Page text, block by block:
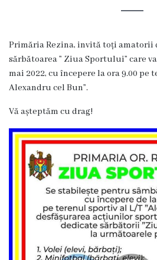
Zile
de
audiență
Primarul
Aparatul
primăriei
Competențele
primarului
Primăria Rezina, invită toți amatorii
sărbătoarea ” Ziua Sportului” care
mai 2022, cu începere la ora 9.00 pe
Alexandru cel Bun”.
Vă așteptăm cu drag!